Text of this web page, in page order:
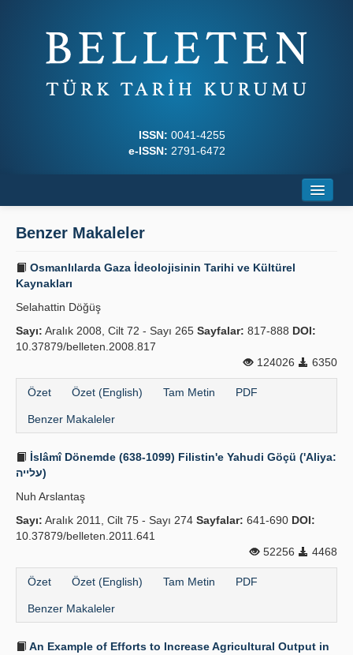
ISSN: 0041-4255
e-ISSN: 2791-6472
Dergi Kurulları
Yazım Kuralları
İlkeler
İletişim
Benzer Makaleler
Osmanlılarda Gaza İdeolojisinin Tarihi ve Kültürel
Kaynakları
Selahattin Döğüş
Sayı: Aralık 2008, Cilt 72 - Sayı 265 Sayfalar: 817-888 DOI:
10.37879/belleten.2008.817
124026
6350
Özet Özet (English) Tam Metin PDF
Benzer Makaleler
İslâmî Dönemde (638-1099) Filistin'e Yahudi Göçü ('Aliya:
עלייה)
Nuh Arslantaş
Sayı: Aralık 2011, Cilt 75 - Sayı 274 Sayfalar: 641-690 DOI:
10.37879/belleten.2011.641
52256
4468
Özet Özet (English) Tam Metin PDF
Benzer Makaleler
An Example of Efforts to Increase Agricultural Output in